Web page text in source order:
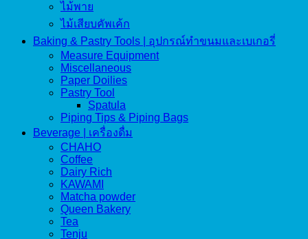
ไม้พาย
ไม้เสียบคัพเค้ก
Baking & Pastry Tools | อุปกรณ์ทำขนมและเบเกอรี่
Measure Equipment
Miscellaneous
Paper Doilies
Pastry Tool
Spatula
Piping Tips & Piping Bags
Beverage | เครื่องดื่ม
CHAHO
Coffee
Dairy Rich
KAWAMI
Matcha powder
Queen Bakery
Tea
Tenju